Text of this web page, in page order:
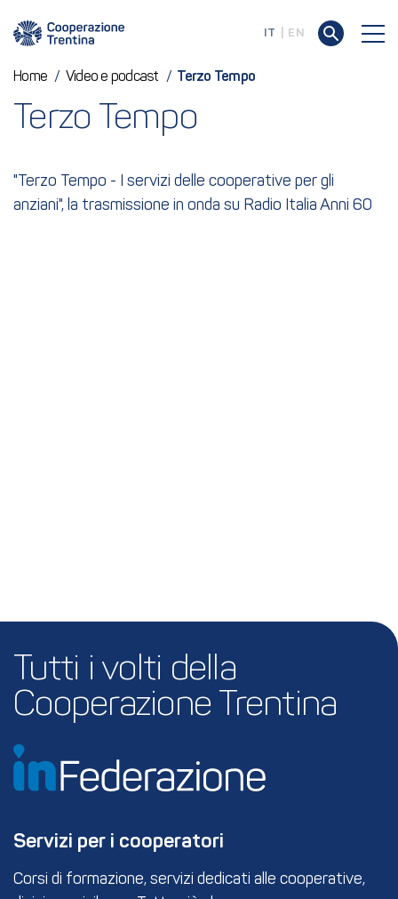
IT EN
Home / Video e podcast / Terzo Tempo
Terzo Tempo
"Terzo Tempo - I servizi delle cooperative per gli
anziani", la trasmissione in onda su Radio Italia Anni 60
Tutti i volti della
Cooperazione Trentina
Servizi per i cooperatori
Corsi di formazione, servizi dedicati alle cooperative,